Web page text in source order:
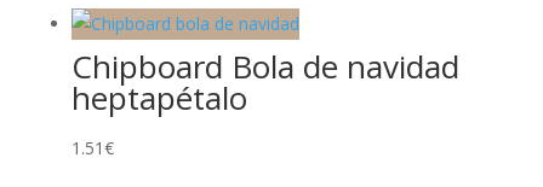
Chipboard Bola de navidad
heptapétalo
1.51€